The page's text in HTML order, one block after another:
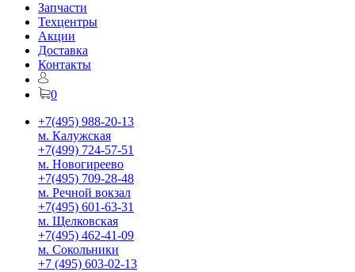
Запчасти
Техцентры
Акции
Доставка
Контакты
0
+7(495) 988-20-13
м. Калужская
+7(499) 724-57-51
м. Новогиреево
+7(495) 709-28-48
м. Речной вокзал
+7(495) 601-63-31
м. Щелковская
+7(495) 462-41-09
м. Сокольники
+7 (495) 603-02-13